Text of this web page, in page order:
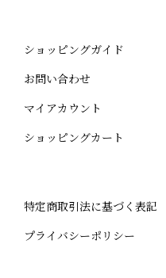
ショッピングガイド
お問い合わせ
マイアカウント
ショッピングカート
特定商取引法に基づく表記
プライバシーポリシー